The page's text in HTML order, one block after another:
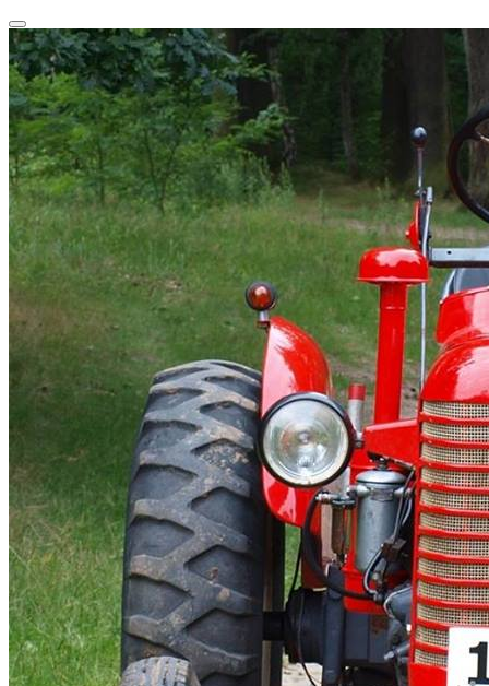
Przeskocz
do
treści
Przełącz
nawigację